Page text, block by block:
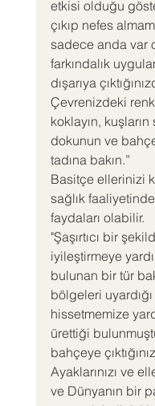
etkisi olduğu
çıkıp nefes
sadece anda var
farkındalık
dışarıya
Çevrenizdeki
koklayın,
dokunun ve
tadına bakın.”
Basitçe ellerinizi
sağlık
faydaları olabilir.
"Şaşırtıcı bir
iyileştirmeye
bulunan bir tür
bölgeleri
hissetmemize
ürettiği
bahçeye
Ayaklarınızı ve
ve Dünyanın bir